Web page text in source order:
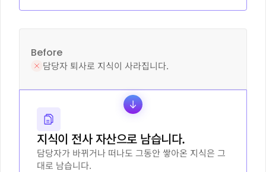
Before
담당자 퇴사로 지식이 사라집니다.
지식이 전사 자산으로 남습니다.
담당자가 바뀌거나 떠나도 그동안 쌓아온 지식은 그
대로 남습니다.